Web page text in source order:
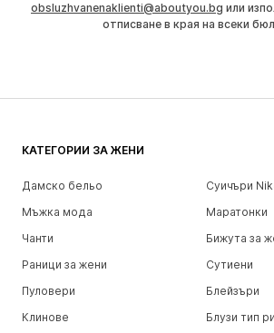
obsluzhvanenaklienti@aboutyou.bg или
отписване в края на всеки
КАТЕГОРИИ ЗА ЖЕНИ
Дамско бельо
Суичъри
Мъжка мода
Маратонки
Чанти
Бижута за
Раници за жени
Сутиени
Пуловери
Блейзъри
Клинове
Блузи тип